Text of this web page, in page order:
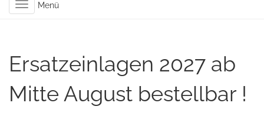
Toggle
navigation
Menü
Ersatzeinlagen 2027 ab
Mitte August bestellbar !